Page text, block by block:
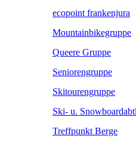
ecopoint frankenjura
Mountainbikegruppe
Queere Gruppe
Seniorengruppe
Skitourengruppe
Ski- u.
Treffpunkt Berge